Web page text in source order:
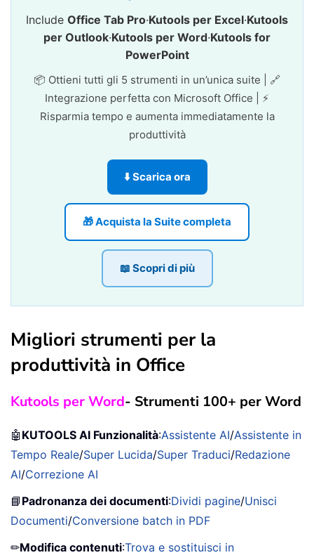
Include Office Tab Pro·Kutools per Excel·Kutools
per Outlook·Kutools per Word·Kutools for
PowerPoint
📦 Ottieni tutti gli 5 strumenti in un’unica suite | 🔗
Integrazione perfetta con Microsoft Office | ⚡
Risparmia tempo e aumenta immediatamente la
produttività
⬇️ Scarica ora
🎁 Acquista la Suite completa
📖 Scopri di più
Migliori strumenti per la
produttività in Office
Kutools per Word- Strumenti 100+ per Word
🤖 KUTOOLS AI Funzionalità:Assistente AI/Assistente in
Tempo Reale/Super Lucida/Super Traduci/Redazione
AI/Correzione AI
📘 Padronanza dei documenti:Dividi pagine/Unisci
Documenti/Conversione batch in PDF
✏Modifica contenuti:Trova e sostituisci in